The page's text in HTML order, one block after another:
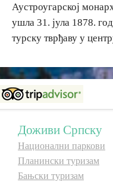
Откриј Српску
Аустроугарској
ушла 31. јула 1878.
турску тврђаву у
Доживи Српску
Национални паркови
Планински туризам
Бањски туризам